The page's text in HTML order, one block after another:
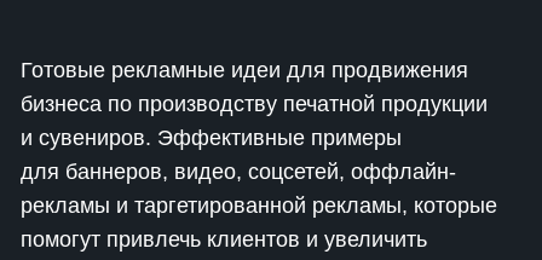
Готовые рекламные идеи для продвижения
бизнеса по производству печатной продукции
и сувениров. Эффективные примеры
для баннеров, видео, соцсетей, оффлайн-
рекламы и таргетированной рекламы, которые
помогут привлечь клиентов и увеличить